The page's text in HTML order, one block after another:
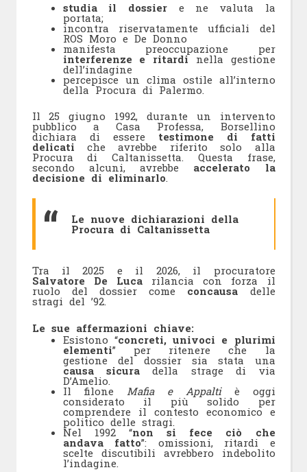
studia il dossiere ne valuta la
portata;
incontra riservatamente ufficiali del
ROS Moro e De Donno
manifesta preoccupazione per
interferenze e ritardinella gestione
dell’indagine
percepisce un clima ostile all’interno
della Procura di Palermo.
Il 25 giugno 1992, durante un intervento
pubblico a Casa Professa, Borsellino
dichiara di essere testimone di fatti
delicati che avrebbe riferito solo alla
Procura di Caltanissetta. Questa frase,
secondo alcuni, avrebbe accelerato la
decisione di eliminarlo
Le nuove dichiarazioni della
Procura di Caltanissetta
Tra il 2025 e il 2026, il procuratore
Salvatore De Lucarilancia con forza il
ruolo del dossier come concausa delle
stragi del ’92.
Le sue affermazioni chiave:
Esistono “concreti, univoci e plurimi
elementi” per ritenere che la
gestione del dossier sia stata una
causa sicuradella strage di via
D’Amelio.
Il filoneMafia e Appaltiè oggi
considerato il più solido per
comprendere il contesto economico e
politico delle stragi.
Nel 1992 “non si fece ciò che
andava fatto”: omissioni, ritardi e
scelte discutibili avrebbero indebolito
l’indagine.